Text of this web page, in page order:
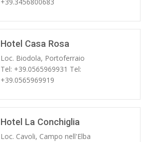
+39.3456800683
Hotel Casa Rosa
Loc. Biodola, Portoferraio
Tel: +39.0565969931 Tel:
+39.0565969919
Hotel La Conchiglia
Loc. Cavoli, Campo nell'Elba